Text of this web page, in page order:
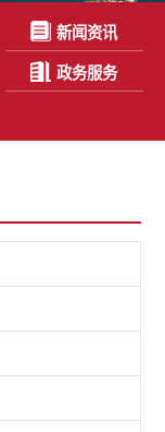
新闻资讯
政务服务